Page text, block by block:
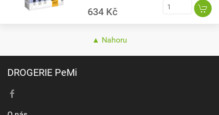
634 Kč
▲ Nahoru
DROGERIE PeMi